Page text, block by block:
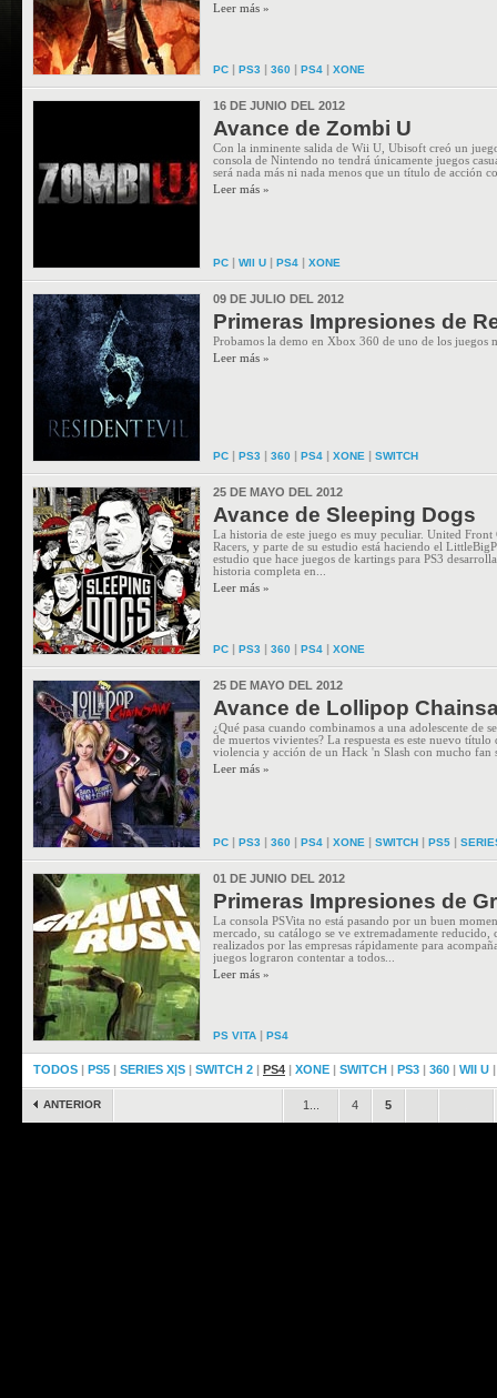
Leer más »
PC | PS3 | 360 | PS4 | XONE
16 DE JUNIO DEL 2012
Avance de Zombi U
Con la inminente salida de Wii U, Ubisoft creó un
consola de Nintendo no tendrá únicamente juegos
será nada más ni nada menos que un título de acción
Leer más »
PC | WII U | PS4 | XONE
09 DE JULIO DEL 2012
Primeras Impresiones de
Probamos la demo en Xbox 360 de uno de los juegos
Leer más »
PC | PS3 | 360 | PS4 | XONE | SWITCH
25 DE MAYO DEL 2012
Avance de Sleeping Dogs
La historia de este juego es muy peculiar. United
Racers, y parte de su estudio está haciendo el
estudio que hace juegos de kartings para PS3
historia completa en...
Leer más »
PC | PS3 | 360 | PS4 | XONE
25 DE MAYO DEL 2012
Avance de Lollipop
¿Qué pasa cuando combinamos a una adolescente de
de muertos vivientes? La respuesta es este nuevo
violencia y acción de un Hack 'n Slash con mucho fan
Leer más »
PC | PS3 | 360 | PS4 | XONE | SWITCH | PS5 |
01 DE JUNIO DEL 2012
Primeras Impresiones de
La consola PSVita no está pasando por un buen
mercado, su catálogo se ve extremadamente
realizados por las empresas rápidamente para
juegos lograron contentar a todos...
Leer más »
PS VITA | PS4
TODOS | PS5 | SERIES X|S | SWITCH 2 | PS4 | XONE | SWITCH | PS3 | 360 | WII U
ANTERIOR 1... 4 5